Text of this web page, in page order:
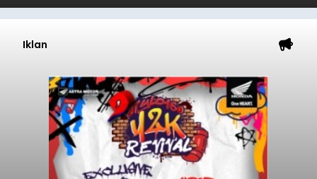
Iklan